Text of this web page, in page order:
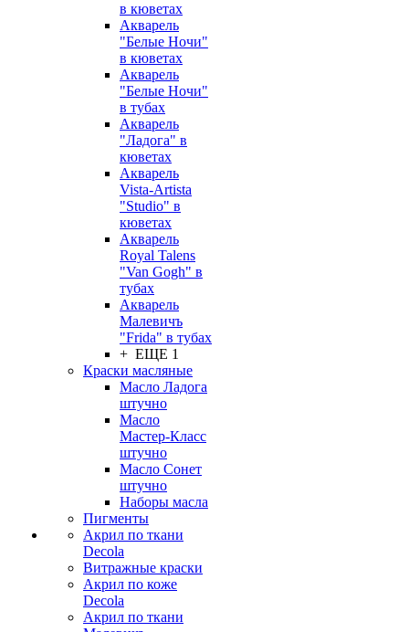
в кюветах
Акварель
"Белые Ночи"
в кюветах
Акварель
"Белые Ночи"
в тубах
Акварель
"Ладога" в
кюветах
Акварель
Vista-Artista
"Studio" в
кюветах
Акварель
Royal Talens
"Van Gogh" в
тубах
Акварель
Малевичъ
"Frida" в тубах
+ ЕЩЕ 1
Краски масляные
Масло Ладога
штучно
Масло
Мастер-Класс
штучно
Масло Сонет
штучно
Наборы масла
Пигменты
Акрил по ткани
Decola
Витражные краски
Акрил по коже
Decola
Акрил по ткани